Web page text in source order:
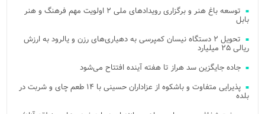
توسعه باغ هنر و برگزاری رویدادهای ملی ۲ اولویت مهم فرهنگ و هنر
بابل
تحویل ۲ دستگاه نیسان کمپرسی به دهیاری‌های رزن و یالرود به ارزش
ریالی ۲۵ میلیارد
جاده جایگزین سد هراز تا هفته آینده افتتاح می‌شود
پذیرایی متفاوت و باشکوه از عزاداران حسینی با ۱۴ طعم چای و شربت در
بلده